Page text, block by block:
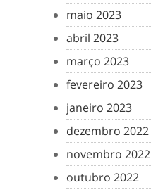
maio 2023
abril 2023
março 2023
fevereiro 2023
janeiro 2023
dezembro 2022
novembro 2022
outubro 2022